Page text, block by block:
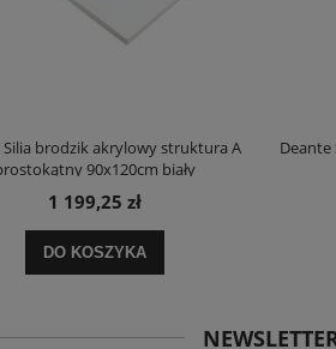
Silia brodzik akrylowy struktura A
90x120cm biały
1 199,25 zł
DO KOSZYKA
Deante